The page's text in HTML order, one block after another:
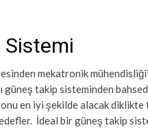
Sistemi
mekatronik
güneş takip sisteminden
en iyi şekilde alacak diklikte
İdeal bir güneş takip